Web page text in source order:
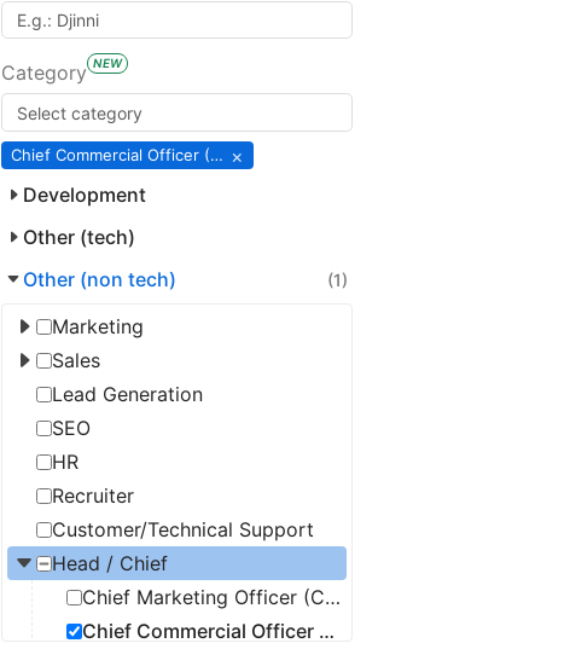
Category NEW
Chief Commercial Officer (CCO) ×
Development
Other (tech)
Other (non tech)
(1)
Marketing
Sales
Lead Generation
SEO
HR
Recruiter
Customer/Technical Support
Head / Chief
Chief Marketing Officer (CMO)
Chief Commercial Officer (CCO)